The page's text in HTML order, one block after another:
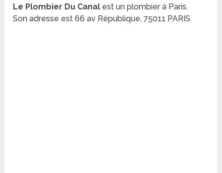
Le Plombier Du Canal est un plombier à Paris.
Son adresse est 66 av République, 75011 PARIS